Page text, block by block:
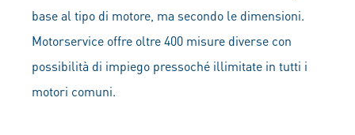
base al tipo di motore, ma secondo le dimensioni.
Motorservice offre oltre 400 misure diverse con
possibilità di impiego pressoché illimitate in tutti i
motori comuni.